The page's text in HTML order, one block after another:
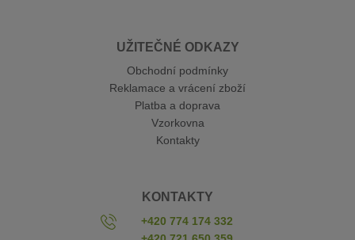
UŽITEČNÉ ODKAZY
Obchodní podmínky
Reklamace a vrácení zboží
Platba a doprava
Vzorkovna
Kontakty
KONTAKTY
+420 774 174 332